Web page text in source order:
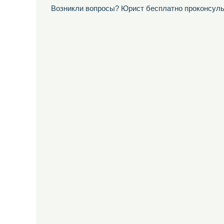
Возникли вопросы? Юрист бесплатно